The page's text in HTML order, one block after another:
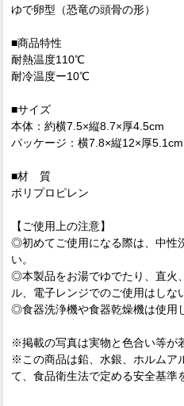
ゆで卵型（恐竜の頭骨の形）
■商品特性
耐熱温度110℃
耐冷温度ー10℃
■サイズ
本体：約横7.5×縦8.7×厚4.5cm
パッケージ：横7.8×縦12×厚5.1cm
■材 質
ポリプロピレン
【ご使用上の注意】
◎初めてご使用になる際は、中性
い。
◎本製品をお湯でゆでたり、直火
ル、電子レンジでのご使用はしな
◎食器洗浄機や食器乾燥機は使用
※掲載の写真は実物と色合い等が
※この商品は鉛、水銀、ホルムア
て、食品衛生法で定める安全基準